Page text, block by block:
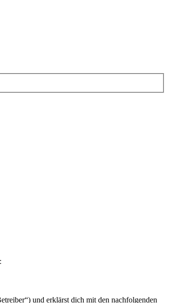
und erklärst dich mit den nachfolgenden